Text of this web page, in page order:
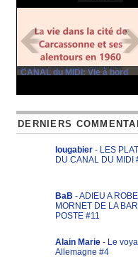
CANAL du MIDI: Vie à bord
DERNIERS
lougabier - LES
DU CANAL DU MIDI
BaB - ADIEU A
MORNET DE LA
POSTE #11
Alain Marie - Le
Allemagne #4